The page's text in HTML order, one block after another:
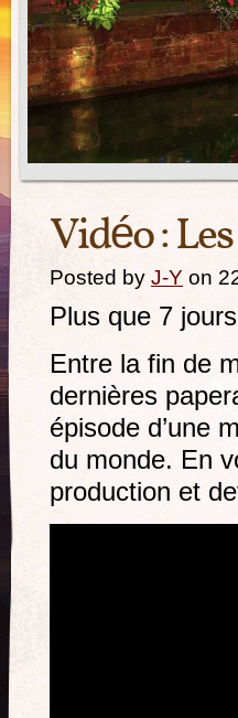
Vidéo :
Posted by J-Y on
Plus que 7
Entre la fin de
dernières
épisode d’une
du monde. En
production et